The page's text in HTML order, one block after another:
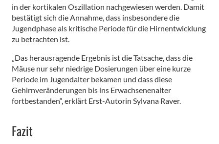
in der kortikalen Oszillation nachgewiesen werden. Damit
bestätigt sich die Annahme, dass insbesondere die
Jugendphase als kritische Periode für die Hirnentwicklung
zu betrachten ist.
„Das herausragende Ergebnis ist die Tatsache, dass die
Mäuse nur sehr niedrige Dosierungen über eine kurze
Periode im Jugendalter bekamen und dass diese
Gehirnveränderungen bis ins Erwachsenenalter
fortbestanden“, erklärt Erst-Autorin Sylvana Raver.
Fazit